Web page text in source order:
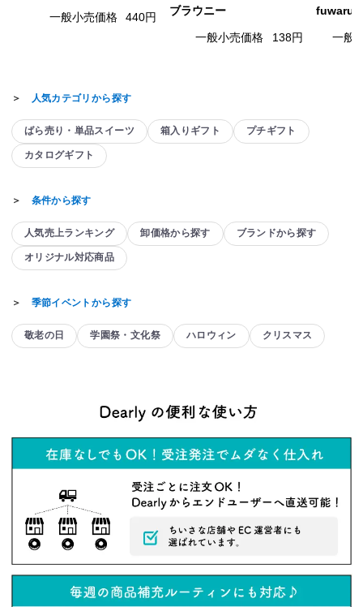
一般小売価格 440円
ブラウニー
一般小売価格 138円
fuwaru
一般
＞ 人気カテゴリから探す
ばら売り・単品スイーツ 箱入りギフト プチギフト
カタログギフト
＞ 条件から探す
人気売上ランキング 卸価格から探す ブランドから探す
オリジナル対応商品
＞ 季節イベントから探す
敬老の日 学園祭・文化祭 ハロウィン クリスマス